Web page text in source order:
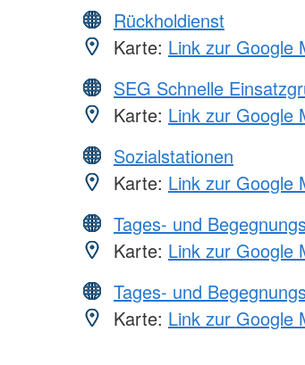
Rückholdienst
Karte: Link zur Google
SEG Schnelle
Karte: Link zur Google
Sozialstationen
Karte: Link zur Google
Tages- und
Karte: Link zur Google
Tages- und
Karte: Link zur Google